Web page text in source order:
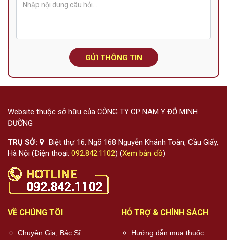
GỬI THÔNG TIN
Website thuộc sở hữu của CÔNG TY CP NAM Y ĐỖ MINH
ĐƯỜNG
TRỤ SỞ:
Biệt thự 16, Ngõ 168 Nguyễn Khánh Toàn, Cầu Giấy,
Hà Nội (Điện thoại: 092.842.1102) (Xem bản đồ)
VỀ CHÚNG TÔI
Chuyên Gia, Bác Sĩ
HỖ TRỢ & CHÍNH SÁCH
Hướng dẫn mua thuốc